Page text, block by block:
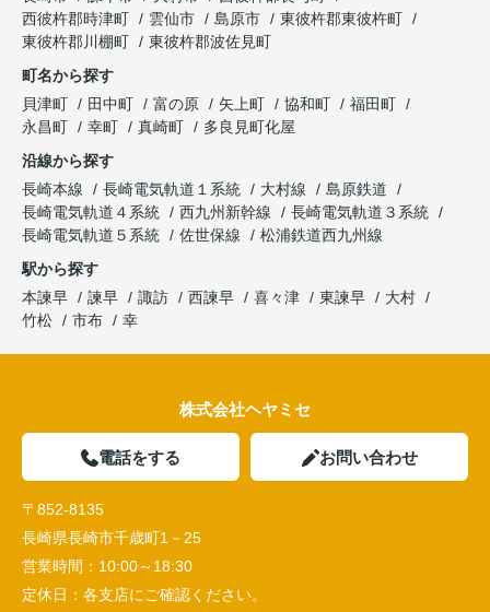
西彼杵郡時津町
雲仙市 島原市
東彼杵郡東彼杵町
東彼杵郡川棚町
東彼杵郡波佐見町
町名から探す
貝津町
田中町 富の原 矢上町 協和町
福田町
永昌町
幸町 真崎町
多良見町化屋
沿線から探す
長崎本線
長崎電気軌道１系統 大村線
島原鉄道
長崎電気軌道４系統
西九州新幹線
長崎電気軌道３系統
長崎電気軌道５系統
佐世保線
松浦鉄道西九州線
駅から探す
本諫早
諫早 諏訪 西諫早 喜々津 東諫早
大村
竹松
市布 幸
株式会社ヘヤミセ
電話をする お問い合わせ
〒852-8135
長崎県長崎市千歳町1－25
営業時間： 10:00～18:30
定休日： 各支店にご確認ください。